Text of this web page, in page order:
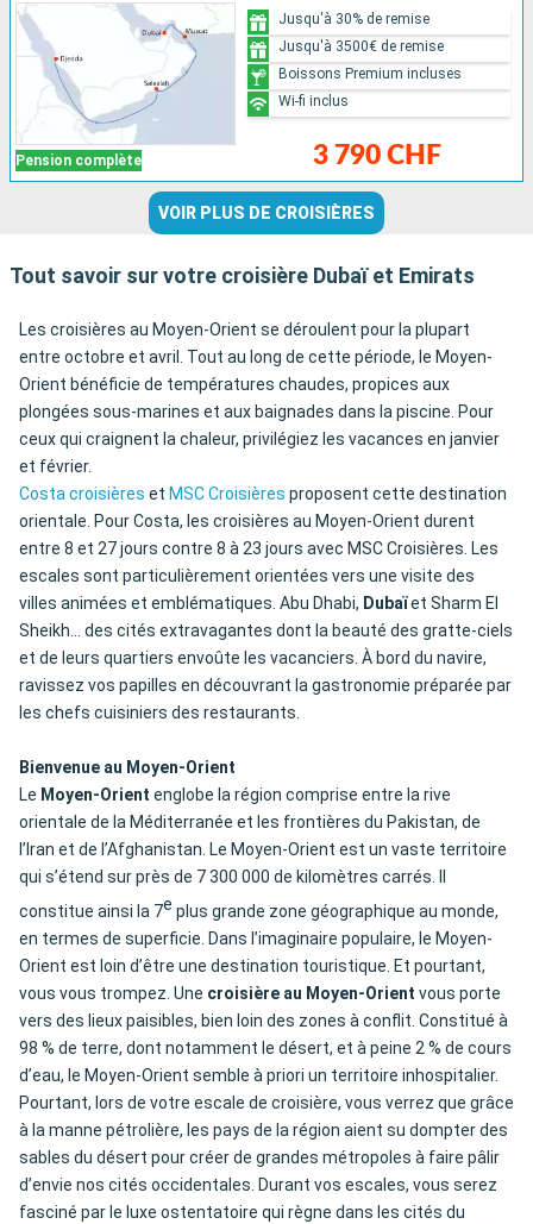
Pension complète 3 790 CHF
Jusqu'à 30% de remise
Jusqu'à 3500€ de remise
Boissons Premium incluses
Wi-fi inclus
VOIR PLUS DE CROISIÈRES
Tout savoir sur votre croisière Dubaï et Emirats
Les croisières au Moyen-Orient se déroulent pour la plupart
entre octobre et avril. Tout au long de cette période, le Moyen-
Orient bénéficie de températures chaudes, propices aux
plongées sous-marines et aux baignades dans la piscine. Pour
ceux qui craignent la chaleur, privilégiez les vacances en janvier
et février.
Costa croisières et MSC Croisières proposent cette destination
orientale. Pour Costa, les croisières au Moyen-Orient durent
entre 8 et 27 jours contre 8 à 23 jours avec MSC Croisières. Les
escales sont particulièrement orientées vers une visite des
villes animées et emblématiques. Abu Dhabi, Dubaïet Sharm El
Sheikh... des cités extravagantes dont la beauté des gratte-ciels
et de leurs quartiers envoûte les vacanciers. À bord du navire,
ravissez vos papilles en découvrant la gastronomie préparée par
les chefs cuisiniers des restaurants.
Bienvenue au Moyen-Orient
Le Moyen-Orient englobe la région comprise entre la rive
orientale de la Méditerranée et les frontières du Pakistan, de
l’Iran et de l’Afghanistan. Le Moyen-Orient est un vaste territoire
qui s’étend sur près de 7 300 000 de kilomètres carrés. Il
constitue ainsi la 7e plus grande zone géographique au monde,
en termes de superficie. Dans l’imaginaire populaire, le Moyen-
Orient est loin d’être une destination touristique. Et pourtant,
vous vous trompez. Une croisière au Moyen-Orient vous porte
vers des lieux paisibles, bien loin des zones à conflit. Constitué à
98 % de terre, dont notamment le désert, et à peine 2 % de cours
d’eau, le Moyen-Orient semble à priori un territoire inhospitalier.
Pourtant, lors de votre escale de croisière, vous verrez que grâce
à la manne pétrolière, les pays de la région aient su dompter des
sables du désert pour créer de grandes métropoles à faire pâlir
d’envie nos cités occidentales. Durant vos escales, vous serez
fasciné par le luxe ostentatoire qui règne dans les cités du